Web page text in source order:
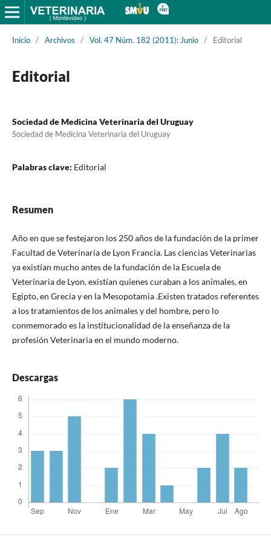
Inicio / Archivos / Vol. 47 Núm. 182 (2011): Junio / Editorial
Editorial
Sociedad de Medicina Veterinaria del Uruguay
Sociedad de Medicina Veterinaria del Uruguay
Palabras clave: Editorial
Resumen
Año en que se festejaron los 250 años de la fundación de la primer
Facultad de Veterinaria de Lyon Francia. Las ciencias Veterinarias
ya existían mucho antes de la fundación de la Escuela de
Veterinaria de Lyon, existían quienes curaban a los animales, en
Egipto, en Grecia y en la Mesopotamia .Existen tratados referentes
a los tratamientos de los animales y del hombre, pero lo
conmemorado es la institucionalidad de la enseñanza de la
profesión Veterinaria en el mundo moderno.
Descargas